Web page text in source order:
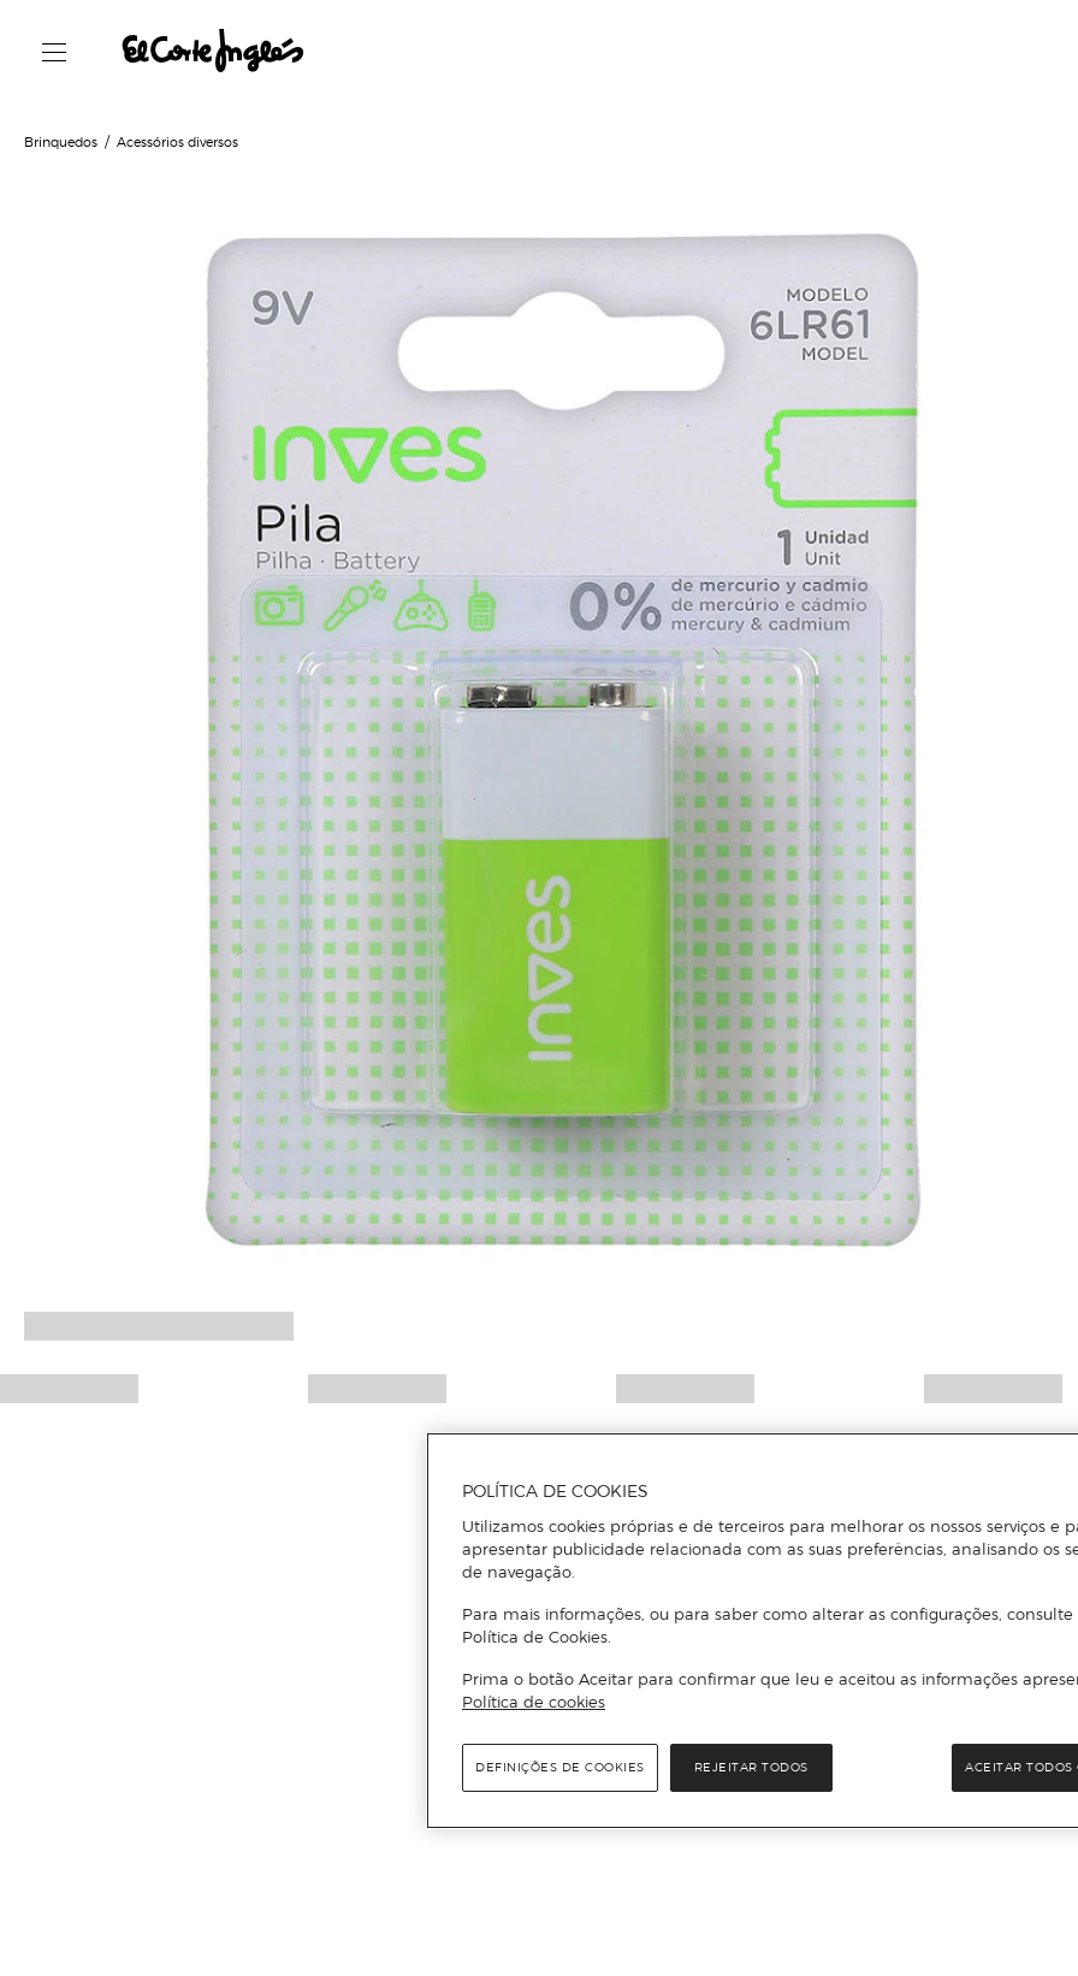
Brinquedos Acessórios diversos
Mais informações
POLÍTICA DE COOKIES
Utilizamos cookies próprias e de terceiros para melhorar os nossos serviços e
apresentar publicidade relacionada com as suas preferências, analisando os
de navegação.
Para mais informações, ou para saber como alterar as configurações, consulte
Política de Cookies.
Prima o botão Aceitar para confirmar que leu e aceitou as informações
Política de cookies
REJEITAR TODOS ACEITAR TODOS
DEFINIÇÕES DE COOKIES